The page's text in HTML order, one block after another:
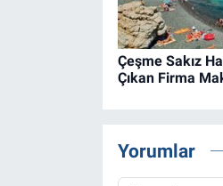
Çeşme Sakız
Çıkan Firma
Yorumlar